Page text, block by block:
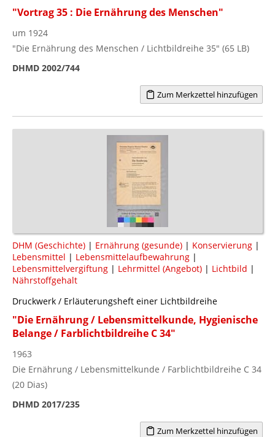
"Vortrag 35 : Die Ernährung des Menschen"
um 1924
"Die Ernährung des Menschen / Lichtbildreihe 35" (65 LB)
DHMD 2002/744
Zum Merkzettel hinzufügen
DHM (Geschichte) | Ernährung (gesunde) | Konservierung |
Lebensmittel | Lebensmittelaufbewahrung |
Lebensmittelvergiftung | Lehrmittel (Angebot) | Lichtbild |
Nährstoffgehalt
Druckwerk / Erläuterungsheft einer Lichtbildreihe
"Die Ernährung / Lebensmittelkunde, Hygienische
Belange / Farblichtbildreihe C 34"
1963
Die Ernährung / Lebensmittelkunde / Farblichtbildreihe C 34
(20 Dias)
DHMD 2017/235
Zum Merkzettel hinzufügen